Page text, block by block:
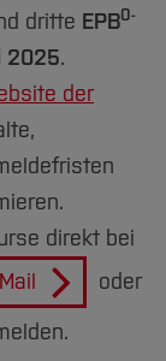
dritte EPB0-
2025.
der
direkt bei
oder